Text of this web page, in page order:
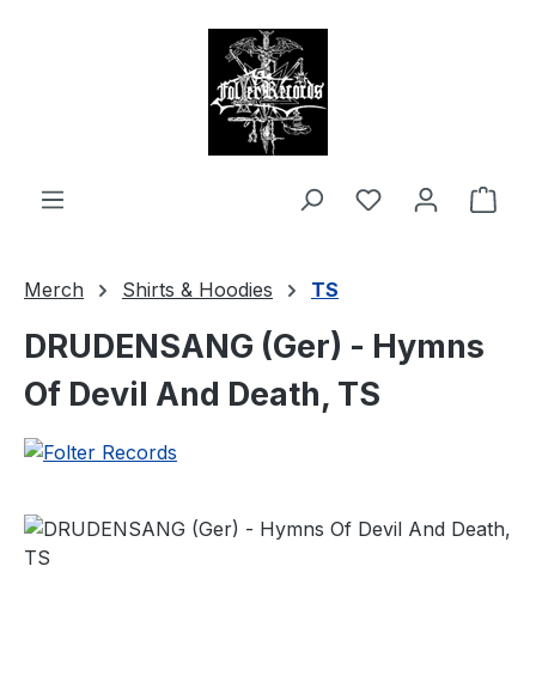
Merch Shirts & Hoodies TS
DRUDENSANG (Ger) - Hymns
Of Devil And Death, TS
Bildergalerie überspringen